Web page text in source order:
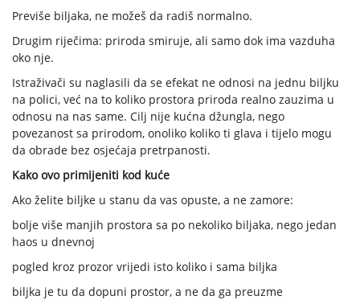
Previše biljaka, ne možeš da radiš normalno.
Drugim riječima: priroda smiruje, ali samo dok ima vazduha
oko nje.
Istraživači su naglasili da se efekat ne odnosi na jednu biljku
na polici, već na to koliko prostora priroda realno zauzima u
odnosu na nas same. Cilj nije kućna džungla, nego
povezanost sa prirodom, onoliko koliko ti glava i tijelo mogu
da obrade bez osjećaja pretrpanosti.
Kako ovo primijeniti kod kuće
Ako želite biljke u stanu da vas opuste, a ne zamore:
bolje više manjih prostora sa po nekoliko biljaka, nego jedan
haos u dnevnoj
pogled kroz prozor vrijedi isto koliko i sama biljka
biljka je tu da dopuni prostor, a ne da ga preuzme